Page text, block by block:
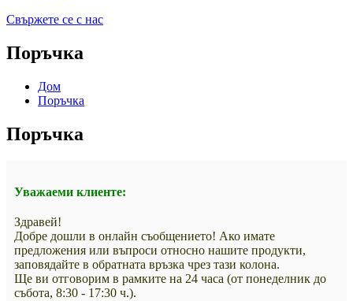
Свържете се с нас
Поръчка
Дом
Поръчка
Поръчка
Уважаеми клиенте:
Здравей!
Добре дошли в онлайн съобщението! Ако имате
предложения или въпроси относно нашите продукти,
заповядайте в обратната връзка чрез тази колона.
Ще ви отговорим в рамките на 24 часа (от понеделник до
събота, 8:30 - 17:30 ч.).